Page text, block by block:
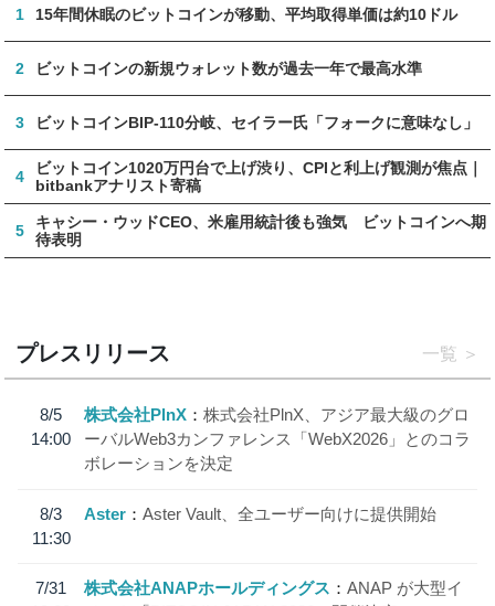
1 15年間休眠のビットコインが移動、平均取得単価は約10ドル
2 ビットコインの新規ウォレット数が過去一年で最高水準
3 ビットコインBIP-110分岐、セイラー氏「フォークに意味なし」
4
ビットコイン1020万円台で上げ渋り、CPIと利上げ観測が焦点｜
bitbankアナリスト寄稿
5
キャシー・ウッドCEO、米雇用統計後も強気 ビットコインへ期
待表明
プレスリリース 一覧
8/5
14:00
株式会社PlnX
株式会社PlnX、アジア最大級のグロ
ーバルWeb3カンファレンス「WebX2026」とのコラ
ボレーションを決定
8/3
11:30
Aster Aster Vault、全ユーザー向けに提供開始
7/31
株式会社ANAPホールディングス
ANAP が大型イ